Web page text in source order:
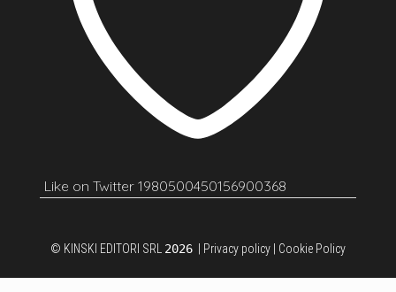
Like on Twitter 1980500450156900368
© KINSKI EDITORI SRL 2026 Privacy policy Cookie Policy